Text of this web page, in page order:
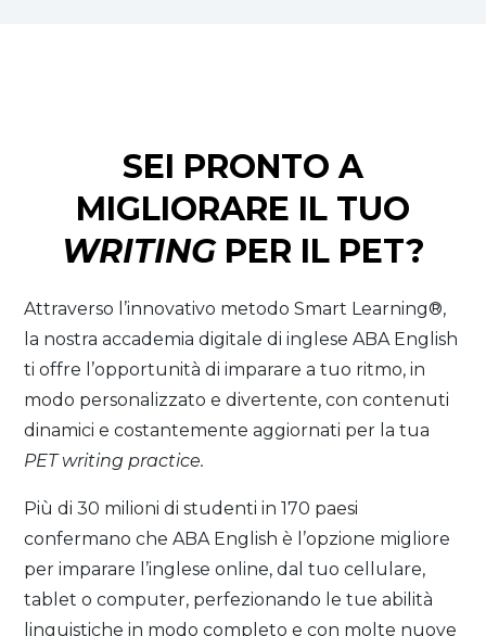
SEI PRONTO A
MIGLIORARE IL TUO
WRITINGPER IL PET?
Attraverso l’innovativo metodo Smart Learning®,
la nostra accademia digitale di inglese ABA English
ti offre l’opportunità di imparare a tuo ritmo, in
modo personalizzato e divertente, con contenuti
dinamici e costantemente aggiornati per la tua
PET writing practice.
Più di 30 milioni di studenti in 170 paesi
confermano che ABA English è l’opzione migliore
per imparare l’inglese online, dal tuo cellulare,
tablet o computer, perfezionando le tue abilità
linguistiche in modo completo e con molte nuove